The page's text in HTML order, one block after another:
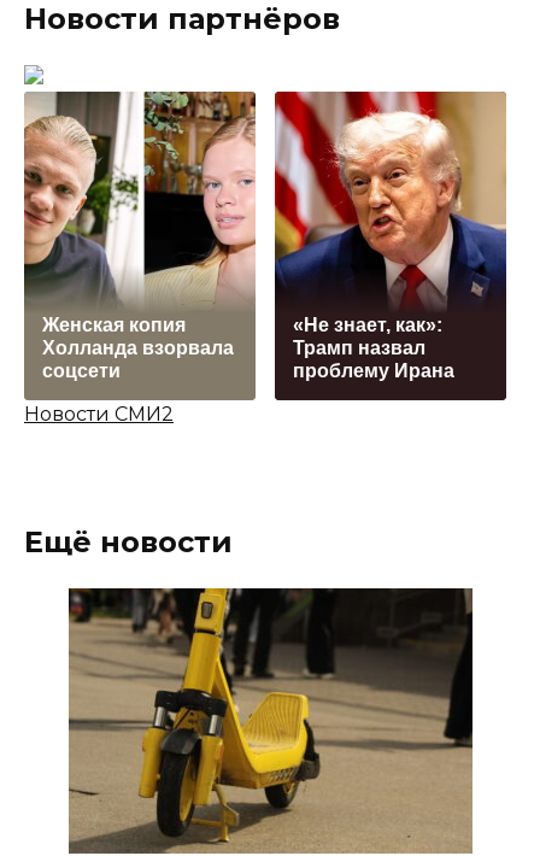
Новости партнёров
Женская копия
Холланда взорвала
соцсети
«Не знает, как»:
Трамп назвал
проблему Ирана
Новости СМИ2
Ещё новости